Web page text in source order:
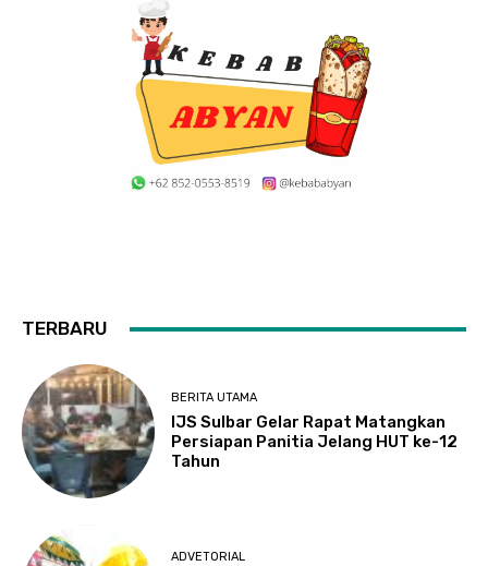
TERBARU
BERITA UTAMA
IJS Sulbar Gelar Rapat Matangkan
Persiapan Panitia Jelang HUT ke-12
Tahun
ADVETORIAL